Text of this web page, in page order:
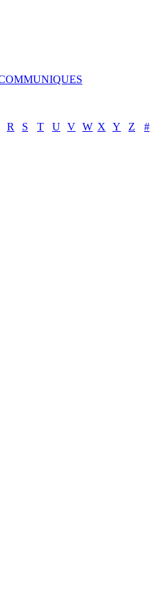
R S T U V W X Y Z
#